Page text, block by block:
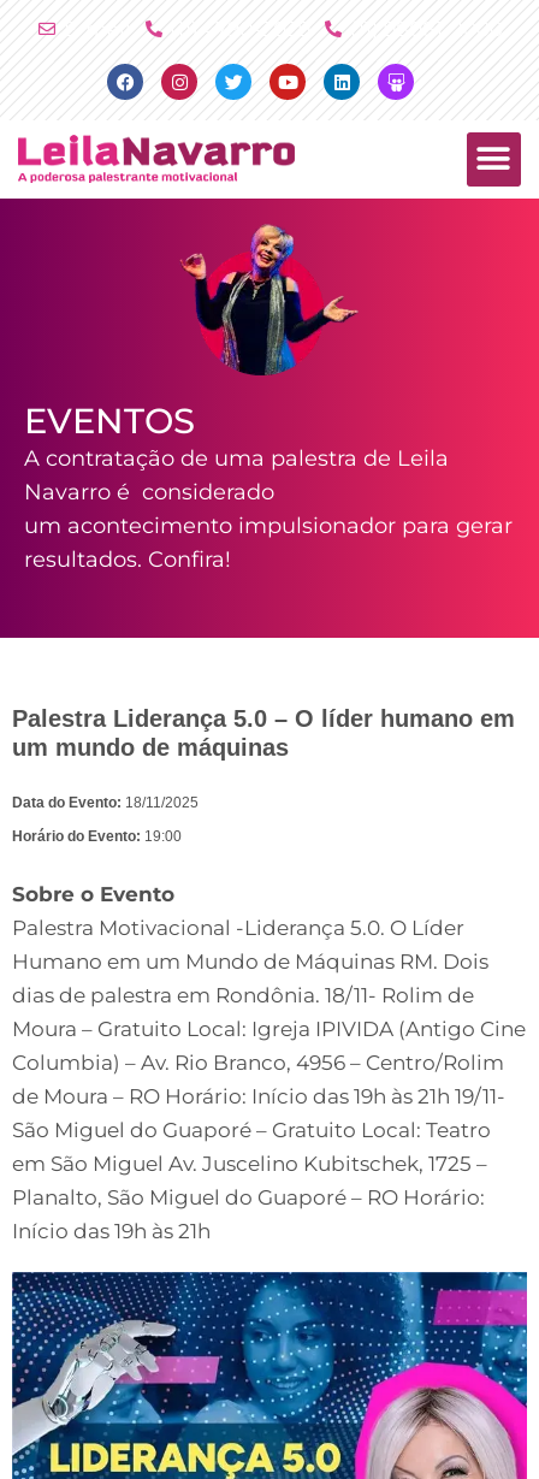
FacebookInstagramTwitterYoutubeLinkedinSlideshare
EVENTOS
A contratação de uma palestra de Leila
Navarro é considerado
um acontecimento impulsionador para gerar
resultados. Confira!
Palestra Liderança 5.0 – O líder humano em
um mundo de máquinas
Data do Evento: 18/11/2025
Horário do Evento: 19:00
Sobre o Evento
Palestra Motivacional -Liderança 5.0. O Líder
Humano em um Mundo de Máquinas RM. Dois
dias de palestra em Rondônia. 18/11- Rolim de
Moura – Gratuito Local: Igreja IPIVIDA (Antigo Cine
Columbia) – Av. Rio Branco, 4956 – Centro/Rolim
de Moura – RO Horário: Início das 19h às 21h 19/11-
São Miguel do Guaporé – Gratuito Local: Teatro
em São Miguel Av. Juscelino Kubitschek, 1725 –
Planalto, São Miguel do Guaporé – RO Horário:
Início das 19h às 21h